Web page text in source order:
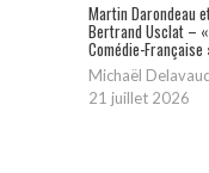
Martin Darondeau
Bertrand Usclat –
Comédie-Française
Michaël
21 juillet 2026